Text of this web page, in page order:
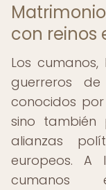
con reinos
Los
guerreros
conocidos
sino
alianzas
europeos.
cumanos